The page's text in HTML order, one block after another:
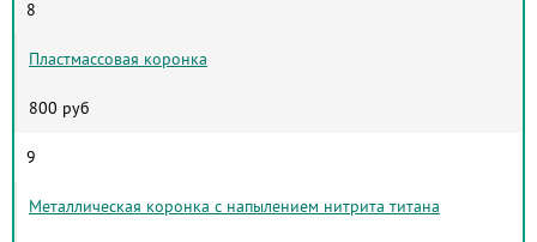
8
Пластмассовая коронка
800 руб
9
Металлическая коронка с напылением нитрита титана